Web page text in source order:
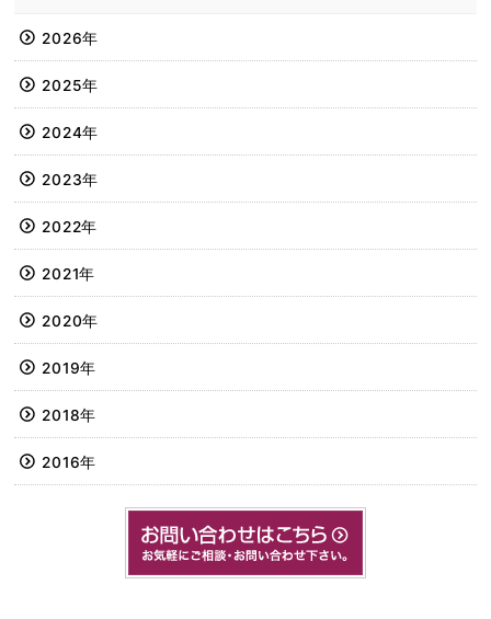
2026年
2025年
2024年
2023年
2022年
2021年
2020年
2019年
2018年
2016年